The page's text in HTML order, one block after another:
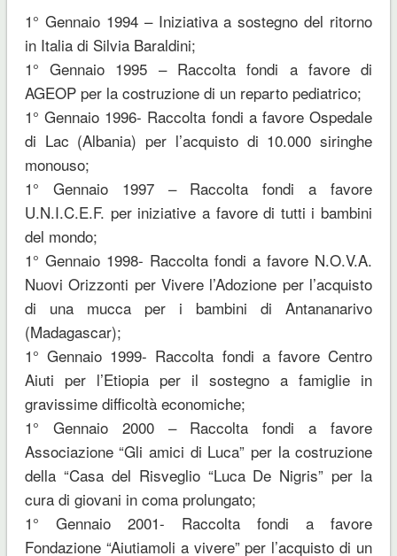
1° Gennaio 1994 – Iniziativa a sostegno del ritorno
in Italia di Silvia Baraldini;
1° Gennaio 1995 – Raccolta fondi a favore di
AGEOP per la costruzione di un reparto pediatrico;
1° Gennaio 1996- Raccolta fondi a favore Ospedale
di Lac (Albania) per l’acquisto di 10.000 siringhe
monouso;
1° Gennaio 1997 – Raccolta fondi a favore
U.N.I.C.E.F. per iniziative a favore di tutti i bambini
del mondo;
1° Gennaio 1998- Raccolta fondi a favore N.O.V.A.
Nuovi Orizzonti per Vivere l’Adozione per l’acquisto
di una mucca per i bambini di Antananarivo
(Madagascar);
1° Gennaio 1999- Raccolta fondi a favore Centro
Aiuti per l’Etiopia per il sostegno a famiglie in
gravissime difficoltà economiche;
1° Gennaio 2000 – Raccolta fondi a favore
Associazione “Gli amici di Luca” per la costruzione
della “Casa del Risveglio “Luca De Nigris” per la
cura di giovani in coma prolungato;
1° Gennaio 2001- Raccolta fondi a favore
Fondazione “Aiutiamoli a vivere” per l’acquisto di un